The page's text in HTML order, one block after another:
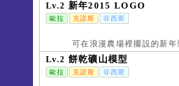
Lv.2 新年2015 LOGO
歐拉 克諾斯 菲西斯
可在浪漫農場裡擺設的新
Lv.2 餅乾礦山模型
歐拉 克諾斯 菲西斯